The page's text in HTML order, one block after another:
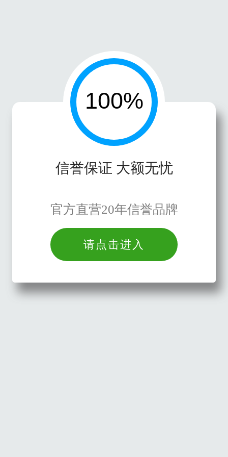
信誉保证 大额无忧
官方直营20年信誉品牌
请点击进入